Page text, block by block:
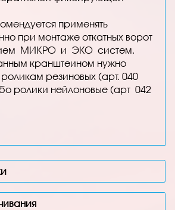
применять
при монтаже откатных ворот
МИКРО и ЭКО систем.
кранштеином нужно
роликам резиновых (арт. 040
ролики нейлоновые (арт 042